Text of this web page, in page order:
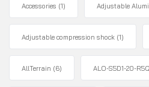
Accessories (1) Adjustable
Adjustable compression shock (1)
AllTerrain (6) ALO-S5D1-20-R5Q